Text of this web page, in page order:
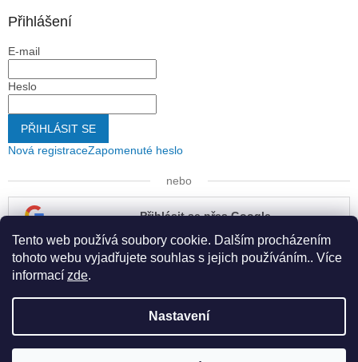
Tento web používá soubory cookie. Dalším procházením
tohoto webu vyjadřujete souhlas s jejich používáním.. Více
informací zde.
Nastavení
Přihlášení
E-mail
Heslo
PŘIHLÁSIT SE
Nová registraceZapomenuté heslo
nebo
Přihlásit se přes Google
Přihlásit se přes Seznam
Vytvořil Shoptet